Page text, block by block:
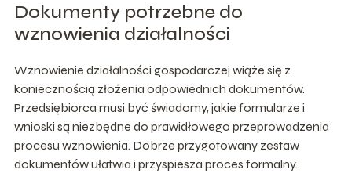
Dokumenty potrzebne do
wznowienia działalności
Wznowienie działalności gospodarczej wiąże się z
koniecznością złożenia odpowiednich dokumentów.
Przedsiębiorca musi być świadomy, jakie formularze i
wnioski są niezbędne do prawidłowego przeprowadzenia
procesu wznowienia. Dobrze przygotowany zestaw
dokumentów ułatwia i przyspiesza proces formalny.